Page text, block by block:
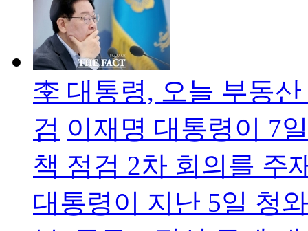
李 대통령, 오늘 부동
검 이재명 대통령이 7
책 점검 2차 회의를 주
대통령이 지난 5일 청